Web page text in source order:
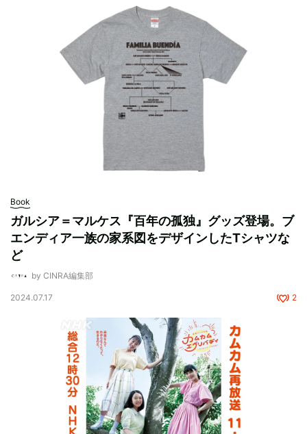
Book
ガルシア＝マルケス『百年の孤独』グッズ登場。ブ
エンディア一族の家系図をデザインしたTシャツな
ど
by CINRA編集部
2024.07.17 2